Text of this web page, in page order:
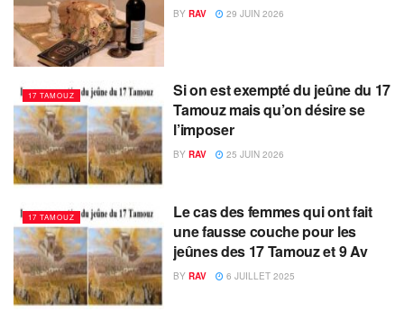
BY RAV 29 JUIN 2026
17 TAMOUZ
Si on est exempté du jeûne du 17
Tamouz mais qu’on désire se
l’imposer
BY RAV 25 JUIN 2026
17 TAMOUZ
Le cas des femmes qui ont fait
une fausse couche pour les
jeûnes des 17 Tamouz et 9 Av
BY RAV 6 JUILLET 2025